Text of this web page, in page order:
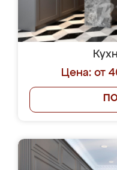
Цена: от